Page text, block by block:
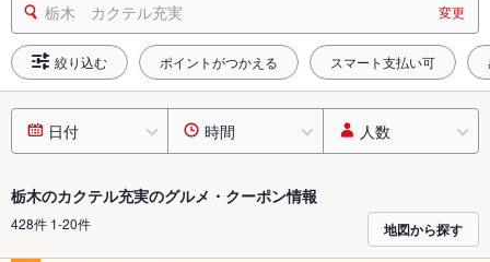
栃木 カクテル充実 変更
絞り込む ポイントがつかえる スマート支払い可
日付 時間 人数
栃木のカクテル充実のグルメ・クーポン情報
428件 1-20件 地図から探す